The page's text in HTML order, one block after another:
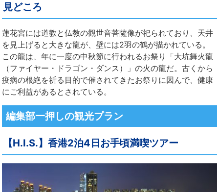
見どころ
蓮花宮には道教と仏教の觀世音菩薩像が祀られており、天井
を見上げると大きな龍が、壁には2羽の鶴が描かれている。
この龍は、年に一度の中秋節に行われるお祭り「大坑舞火龍
（ファイヤー・ドラゴン・ダンス）」の火の龍だ。古くから
疫病の根絶を祈る目的で催されてきたお祭りに因んで、健康
にご利益があるとされている。
編集部一押しの観光プラン
【H.I.S.】香港2泊4日お手頃満喫ツアー